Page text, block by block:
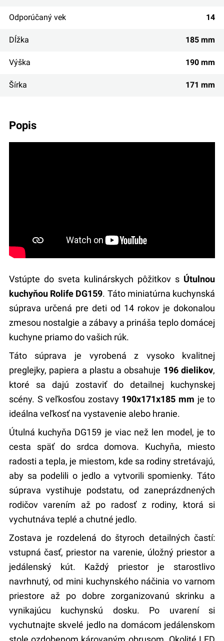
popis
Vstúpte do sveta kulinárskych pôžitkov s Útulnou
kuchyňou Rolife DG159. Táto miniatúrna kuchynská
súprava určená pre deti od 14 rokov je dokonalou
zmesou nostalgie a zábavy a prináša teplo domácej
kuchyne priamo do vašich rúk.
Táto súprava je vyrobená z vysoko kvalitnej
preglejky, papiera a plastu a obsahuje 196 dielikov,
ktoré sa dajú zostaviť do detailnej kuchynskej
scény. S veľkosťou zostavy 190x171x185 mm je to
ideálna veľkosť na vystavenie alebo hranie.
Útulná kuchyňa DG159 je viac než len model, je to
cesta späť do srdca domova. Kuchyňa, miesto
radosti a tepla, je miestom, kde sa rodiny stretávajú,
aby sa podelili o jedlo a vytvorili spomienky. Táto
súprava vystihuje podstatu, od zaneprázdnených
rodičov varením až po radosť z rodiny, ktorá si
vychutnáva teplé a chutné jedlo.
Zostava je rozdelená do štyroch detailných častí:
vstupná časť, priestor na varenie, úložný priestor a
jedálenský kút. Každý priestor je starostlivo
navrhnutý, od mini kuchynského náčinia vo varnom
priestore až po dobre zorganizovanú skrinku a
vynikajúcu kuchynskú dosku. Po uvarení si
vychutnajte skvelé jedlo na domácom jedálenskom
Odporúčaný vek 14
Dĺžka 185 mm
Výška 190 mm
Šírka 171 mm